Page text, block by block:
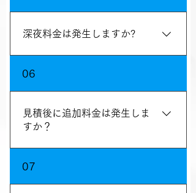
深夜料金は発生しますか?
06
見積後に追加料金は発生しま
すか？
07